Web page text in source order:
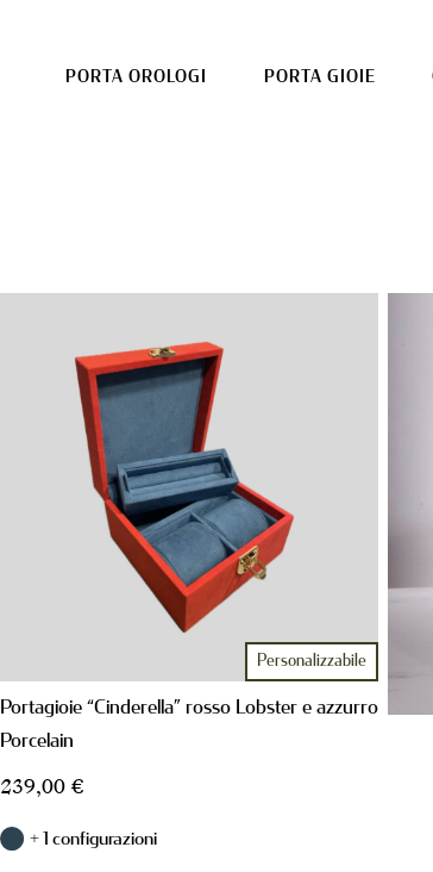
PORTA OROLOGI PORTA GIOIE
Personalizzabile
Portagioie “Cinderella” rosso Lobster e azzurro
Porcelain
239,00 €
+ 1 configurazioni